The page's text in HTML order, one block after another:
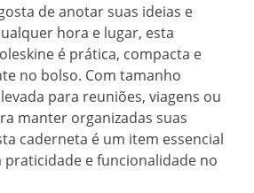
de anotar suas ideias e
hora e lugar, esta
é prática, compacta e
no bolso. Com tamanho
para reuniões, viagens ou
manter organizadas suas
caderneta é um item essencial
praticidade e funcionalidade no